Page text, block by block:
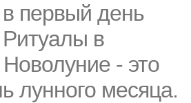
первый день
в
- это
лунного месяца.